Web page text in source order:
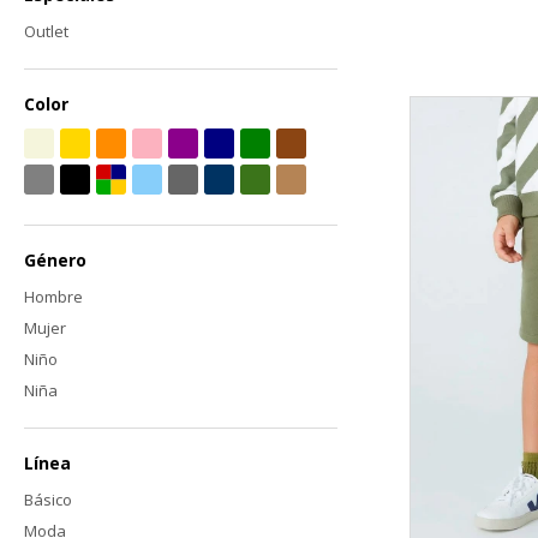
Outlet
Color
Género
Hombre
Mujer
Niño
Niña
Línea
Básico
Moda